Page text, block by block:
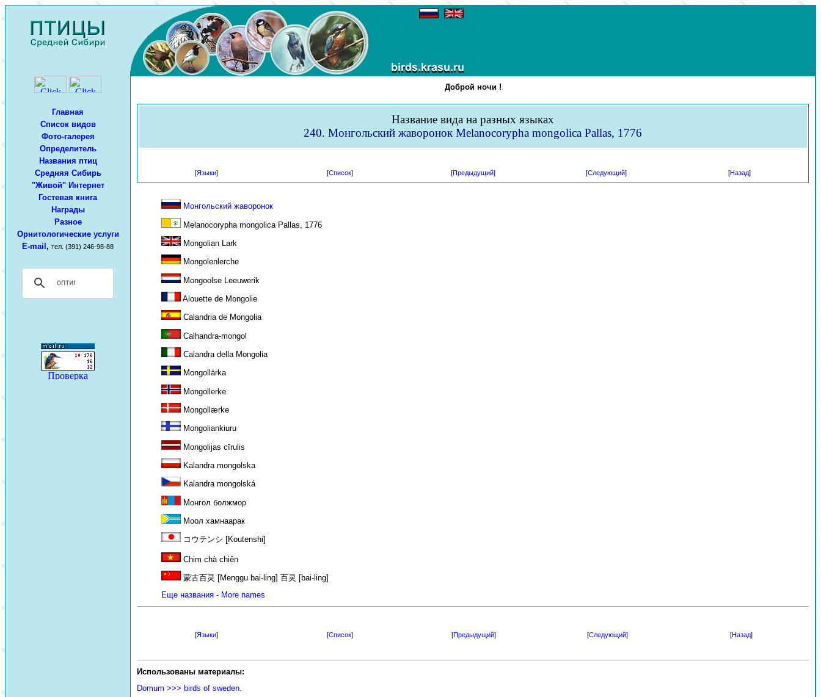
Главная
Список видов
Фото-галерея
Определитель
Названия птиц
Средняя Сибирь
"Живой" Интернет
Гостевая книга
Награды
Разное
Орнитологические услуги
E-mail , тел. (391) 246-98-88
Доброй ночи !
Название вида на разных языках
240. Монгольский жаворонок Melanocorypha mongolica Pallas, 1776
[Языки] [Список] [Предыдущий] [Следующий] [Назад]
Монгольский жаворонок
Melanocorypha mongolica Pallas, 1776
Mongolian Lark
Mongolenlerche
Mongoolse Leeuwerik
Alouette de Mongolie
Calandria de Mongolia
Calhandra-mongol
Calandra della Mongolia
Mongollärka
Mongollerke
Mongollærke
Mongoliankiuru
Mongolijas cīrulis
Kalandra mongolska
Kalandra mongolská
Монгол болжмор
Моол хамнаарак
コウテンシ [Koutenshi]
Chim chà chiện
蒙古百灵 [Menggu bai-ling] 百灵 [bai-ling]
Еще названия - More names
[Языки] [Список] [Предыдущий] [Следующий] [Назад]
Использованы материалы:
Domum >>> birds of sweden